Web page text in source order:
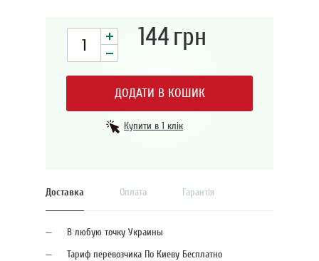
144грн
ДОДАТИ В КОШИК
Купити в 1 клік
Доставка Оплата Гарантія
В любую точку Украины
Тариф перевозчика По Киеву Бесплатно